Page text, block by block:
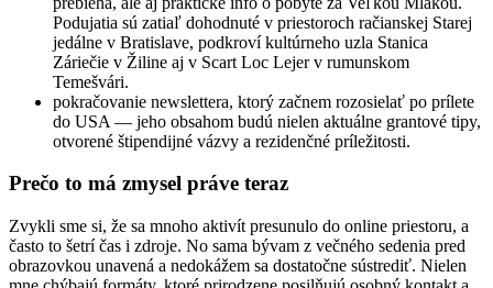
Podujatia sú zatiaľ dohodnuté v priestoroch račianskej Starej
jedálne v Bratislave, podkroví kultúrneho uzla Stanica
Záriečie v Žiline aj v Scart Loc Lejer v rumunskom
Temešvári.
pokračovanie newslettera, ktorý začnem rozosielať po prílete
do USA — jeho obsahom budú nielen aktuálne grantové tipy,
otvorené štipendijné vázvy a rezidenčné príležitosti.
Prečo to má zmysel práve teraz
Zvykli sme si, že sa mnoho aktivít presunulo do online priestoru, a
často to šetrí čas i zdroje. No sama bývam z večného sedenia pred
obrazovkou unavená a nedokážem sa dostatočne sústrediť. Nielen